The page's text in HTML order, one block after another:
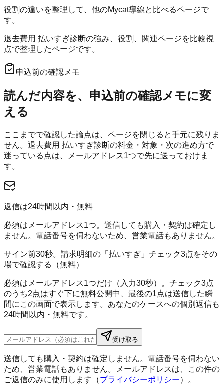
役割の違いを整理して、他のMycat導線と比べるページで
す。
退去費用 払いすぎ診断の強み、役割、関連ページを比較視
点で整理したページです。
申込前の確認メモ
読んだ内容を、申込前の確認メモに変
える
ここまでで確認した論点は、ページを閉じると手元に残りま
せん。 退去費用 払いすぎ診断の料金・対象・次の進め方で
迷っている点は、メールアドレス1つで先に送っておけま
す。
返信は24時間以内・無料
必須はメールアドレス1つ。送信しても購入・契約は確定し
ません。電話番号を伺わないため、営業電話もありません。
サイン前30秒。請求明細の「払いすぎ」チェック3点をその
場で確認する（無料）
必須はメールアドレス1つだけ（入力30秒）。チェック3点
のうち2点はすぐ下に無料公開中、最後の1点は送信した瞬
間にこの画面で表示します。あなたのケースへの個別返信も
24時間以内・無料です。
受け取る
送信しても購入・契約は確定しません。電話番号を伺わない
ため、営業電話もありません。メールアドレスは、この件の
ご返信のみに使用します（プライバシーポリシー）。